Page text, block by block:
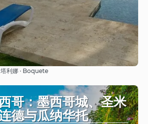
看到
塔利娜 · Boquete
哥：墨西哥城、圣米
德与瓜纳华托